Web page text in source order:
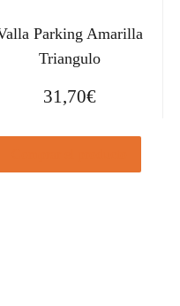
Parking Amarilla
Triangulo
31,70€